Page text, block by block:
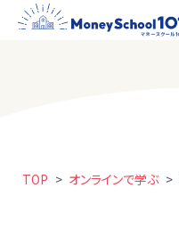
TOP > オンラインで学ぶ >